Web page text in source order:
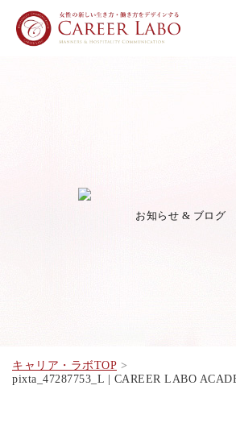
お知らせ & ブログ
キャリア・ラボTOP
pixta_47287753_L | CAREER LABO